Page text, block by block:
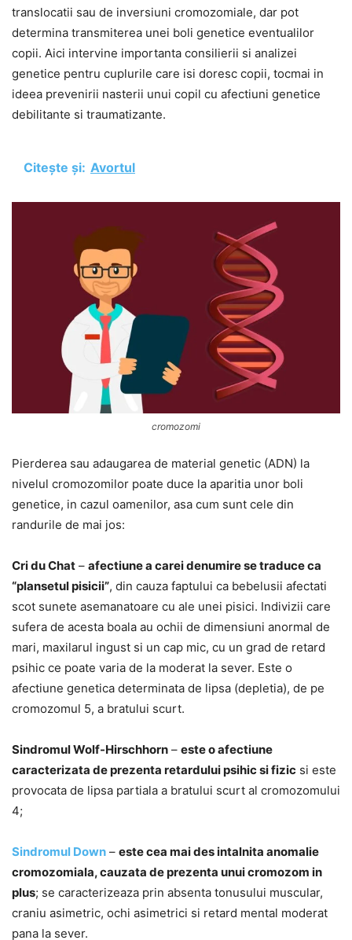
translocatii sau de inversiuni cromozomiale, dar pot
determina transmiterea unei boli genetice eventualilor
copii. Aici intervine importanta consilierii si analizei
genetice pentru cuplurile care isi doresc copii, tocmai in
ideea prevenirii nasterii unui copil cu afectiuni genetice
debilitante si traumatizante.
Citește și: Avortul
cromozomi
Pierderea sau adaugarea de material genetic (ADN) la
nivelul cromozomilor poate duce la aparitia unor boli
genetice, in cazul oamenilor, asa cum sunt cele din
randurile de mai jos:
Cri du Chat – afectiune a carei denumire se traduce ca
“plansetul pisicii”, din cauza faptului ca bebelusii afectati
scot sunete asemanatoare cu ale unei pisici. Indivizii care
sufera de acesta boala au ochii de dimensiuni anormal de
mari, maxilarul ingust si un cap mic, cu un grad de retard
psihic ce poate varia de la moderat la sever. Este o
afectiune genetica determinata de lipsa (depletia), de pe
cromozomul 5, a bratului scurt.
Sindromul Wolf-Hirschhorn – este o afectiune
caracterizata de prezenta retardului psihic si fizic si este
provocata de lipsa partiala a bratului scurt al cromozomului
4;
Sindromul Down – este cea mai des intalnita anomalie
cromozomiala, cauzata de prezenta unui cromozom in
plus; se caracterizeaza prin absenta tonusului muscular,
craniu asimetric, ochi asimetrici si retard mental moderat
pana la sever.